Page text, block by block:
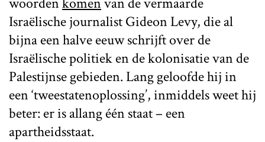
Israëlische journalist Gideon Levy, die al
bijna een halve eeuw schrijft over de
Israëlische politiek en de kolonisatie van de
Palestijnse gebieden. Lang geloofde hij in
een ‘tweestatenoplossing’, inmiddels weet hij
beter: er is allang één staat – een
apartheidsstaat.